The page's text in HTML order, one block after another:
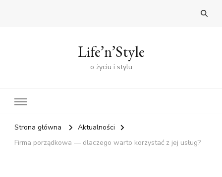
Life’n’Style
o życiu i stylu
Strona główna
Aktualności
Firma porządkowa — dlaczego warto korzystać z jej usług?